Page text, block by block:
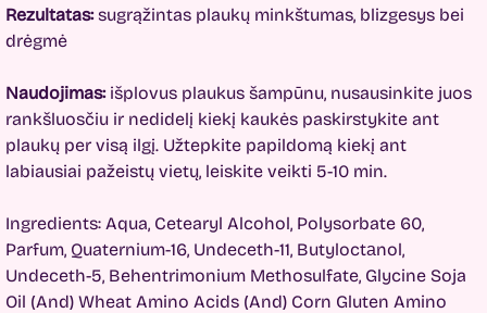
Rezultatas:sugrąžintas plaukų minkštumas, blizgesys bei
drėgmė
Naudojimas:išplovus plaukus šampūnu, nusausinkite juos
rankšluosčiu ir nedidelį kiekį kaukės paskirstykite ant
plaukų per visą ilgį. Užtepkite papildomą kiekį ant
labiausiai pažeistų vietų, leiskite veikti 5-10 min.
Ingredients: Aqua, Cetearyl Alcohol, Polysorbate 60,
Parfum, Quaternium-16, Undeceth-11, Butyloctаnol,
Undeceth-5, Behentrimonium Methosulfate, Glycine Soja
Oil (And) Wheat Amino Acids (And) Corn Gluten Amino